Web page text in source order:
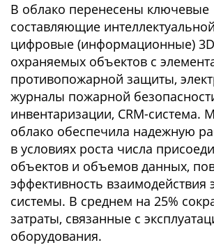
В облако перенесены ключевые
составляющие
цифровые (информационные)
охраняемых объектов с
противопожарной защиты,
журналы пожарной
инвентаризации, CRM-система.
облако обеспечила надежную
в условиях роста числа
объектов и объемов данных,
эффективность взаимодействия
системы. В среднем на 25%
затраты, связанные с
оборудования.